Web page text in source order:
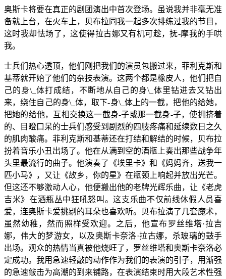
奥斯卡将要在真正的剧团演出中首次登场。虽说我并非毫无准
备就上台，在火车上，贝布拉同我一起多次排练过我的节目，
这时我却怯场了，这使得拉古娜又有机可趁，抚-摩我的手哄
我。
士兵们热心透顶，他们刚把我们的演员包搬过来，菲利克斯和
基蒂就开始了他们的杂技表演。这两个都是橡皮人，他们把自
己的身\_体打成结，不断地从自己的身\_体里钻进去又钻出
来，绕住自己的身\_体，取下-身\_体上的一截，把他的给她，
把她的给他，互相交换这一截身-子或那一截身-子，使拥挤着
的、目瞪口呆的士兵们感受到剧烈的四肢疼痛和延续数日之久
的肌肉酸痛。菲利克斯和基蒂还在打结和解结的时候，贝布拉
扮着音乐小丑出场了。他在从满到空的酒瓶上奏出那些战争年
头里最流行的曲子。他演奏了《埃里卡》和《妈妈齐，送我一
匹小马》，又让《故乡，你的星》在瓶颈上响起并放出光芒。
但这还不够激动人心，他便搬出他的老牌光辉乐曲，让《老虎
吉米》在酒瓶丛中狂吼怒叫。这支乐曲不仅前线休假人员喜
爱，连奥斯卡爱挑剔的耳朵也喜欢听。贝布拉演了几套魔术，
虽然幼稚，然而照样受欢迎。之后，他宣布罗丝维塔·拉吉
娜，伟大的梦游女，以及奥斯卡奈洛·拉古娜，杀玻璃的鼓手
出场。观众的热情当真被他烧旺了，罗丝维塔和奥斯卡奈洛必
定成功。我用急速轻敲的动作作为我们的表演的引子，用渐强
的急速敲击为高潮的到来铺路，在表演结束时用大段艺术性强